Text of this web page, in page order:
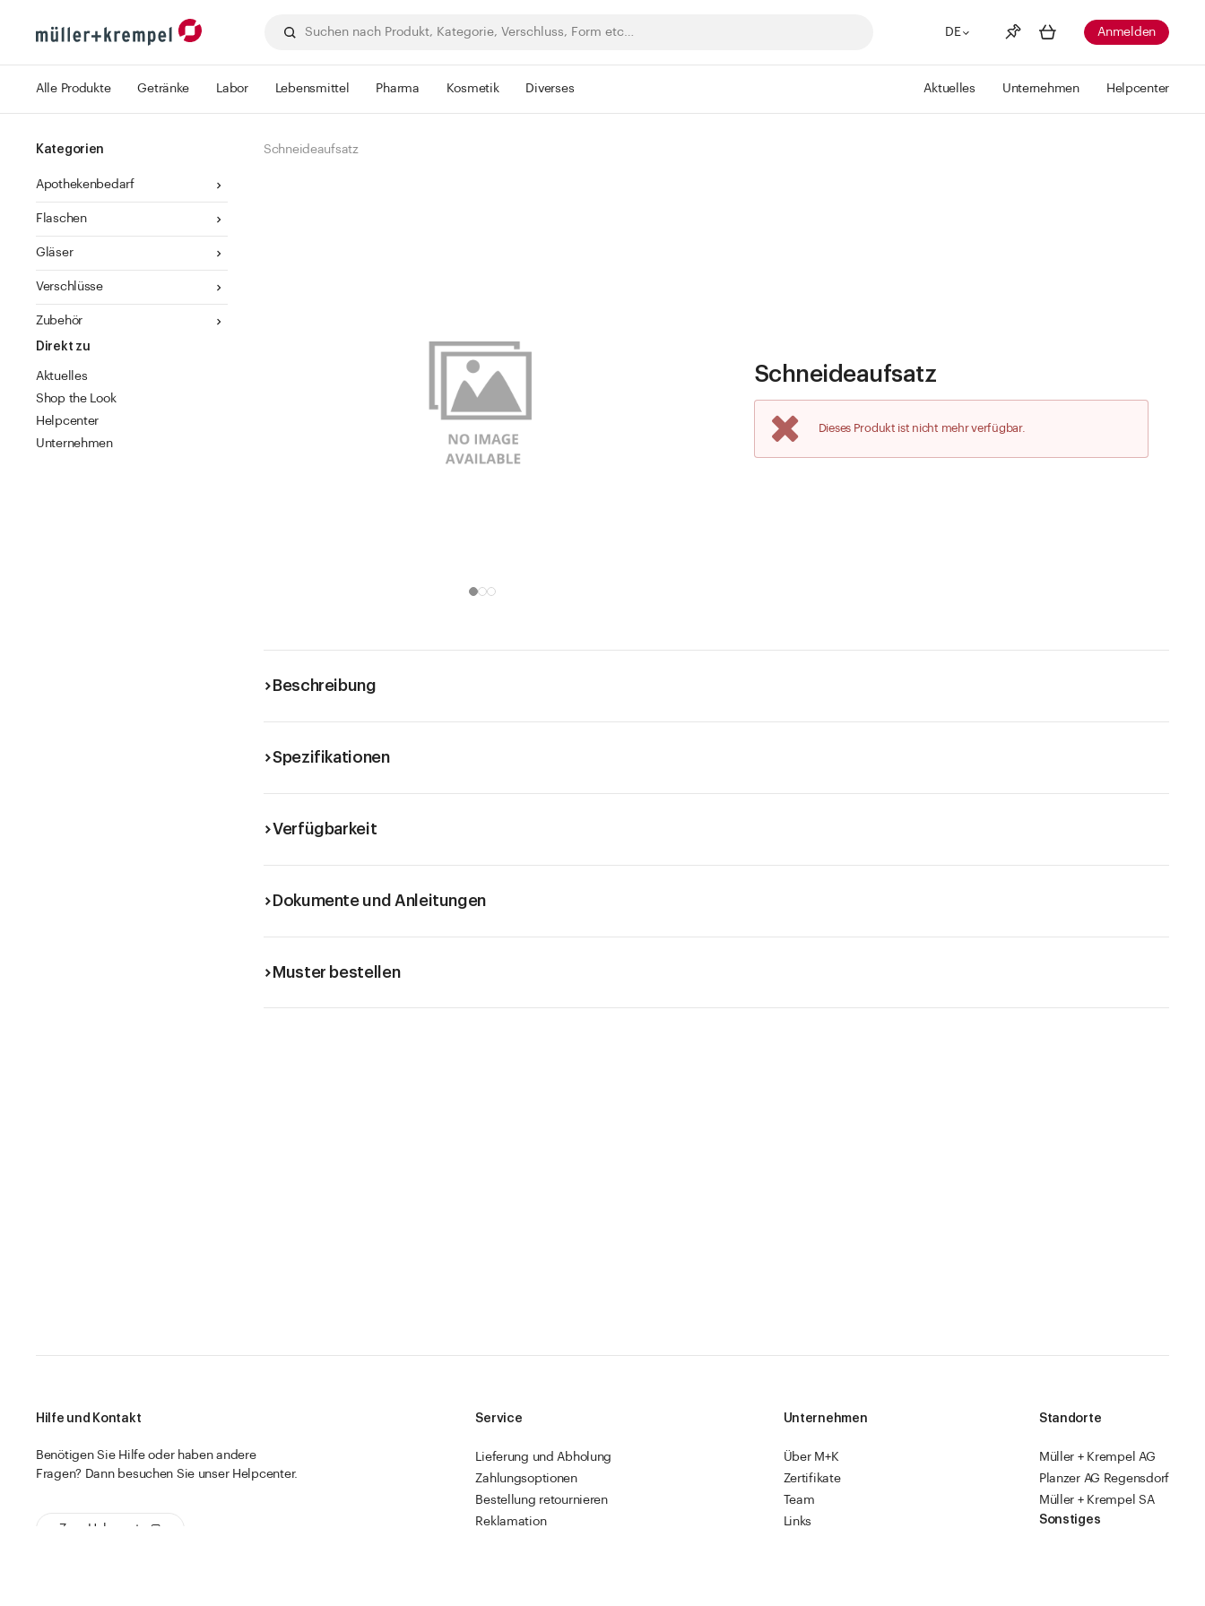
DE
Merkliste Mehr anzeigen
Zu den Merklisten
Anmelden
Alle Produkte Getränke Labor Lebensmittel Pharma Kosmetik Diverses Aktuelles Unternehmen Helpcenter
Kategorien
Apothekenbedarf
Flaschen
Gläser
Verschlüsse
Zubehör
Direkt zu
Aktuelles
Shop the Look
Helpcenter
Unternehmen
Schneideaufsatz
Schneideaufsatz
Dieses Produkt ist nicht mehr verfügbar.
Beschreibung
Spezifikationen
Verfügbarkeit
Dokumente und Anleitungen
Muster bestellen
Hilfe und Kontakt
Benötigen Sie Hilfe oder haben andere
Fragen? Dann besuchen Sie unser Helpcenter.
Zum Helpcenter
Service
Lieferung und Abholung
Zahlungsoptionen
Bestellung retournieren
Reklamation
Unternehmen
Über M+K
Zertifikate
Team
Links
Standorte
Müller + Krempel AG
Planzer AG Regensdorf
Müller + Krempel SA
Sonstiges